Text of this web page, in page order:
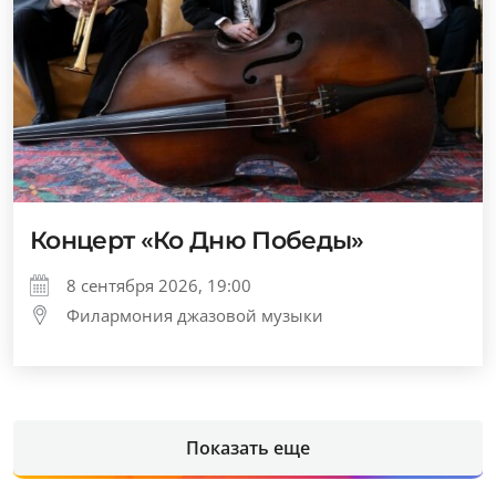
Концерт «Ко Дню Победы»
8 сентября 2026, 19:00
Филармония джазовой музыки
Показать еще